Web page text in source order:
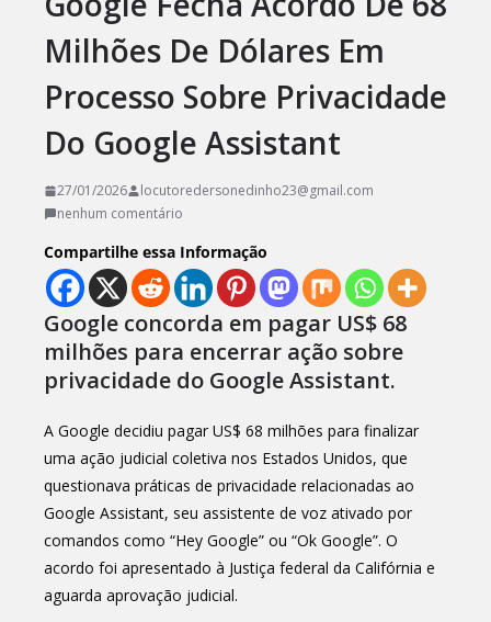
Milhões De Dólares Em
Processo Sobre Privacidade
Do Google Assistant
27/01/2026
locutoredersonedinho23@gmail.com
nenhum comentário
Compartilhe essa Informação
Google concorda em pagar US$ 68
milhões para encerrar ação sobre
privacidade do Google Assistant.
A Google decidiu pagar US$ 68 milhões para finalizar
uma ação judicial coletiva nos Estados Unidos, que
questionava práticas de privacidade relacionadas ao
Google Assistant, seu assistente de voz ativado por
comandos como “Hey Google” ou “Ok Google”. O
acordo foi apresentado à Justiça federal da Califórnia e
aguarda aprovação judicial.